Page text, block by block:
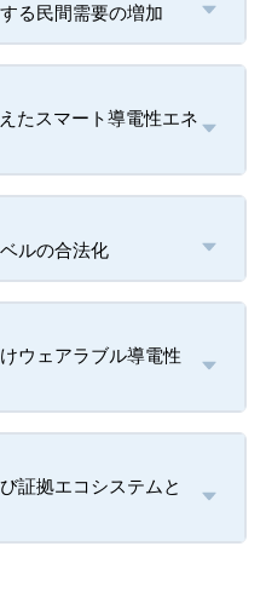
る民間需要の増加
たスマート導電性エネ
ルの合法化
ウェアラブル導電性
証拠エコシステムと